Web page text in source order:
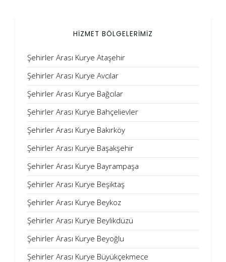
HİZMET BÖLGELERİMİZ
Şehirler Arası Kurye Ataşehir
Şehirler Arası Kurye Avcılar
Şehirler Arası Kurye Bağcılar
Şehirler Arası Kurye Bahçelievler
Şehirler Arası Kurye Bakırköy
Şehirler Arası Kurye Başakşehir
Şehirler Arası Kurye Bayrampaşa
Şehirler Arası Kurye Beşiktaş
Şehirler Arası Kurye Beykoz
Şehirler Arası Kurye Beylikdüzü
Şehirler Arası Kurye Beyoğlu
Şehirler Arası Kurye Büyükçekmece